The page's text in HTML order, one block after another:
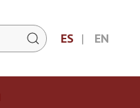
ES EN